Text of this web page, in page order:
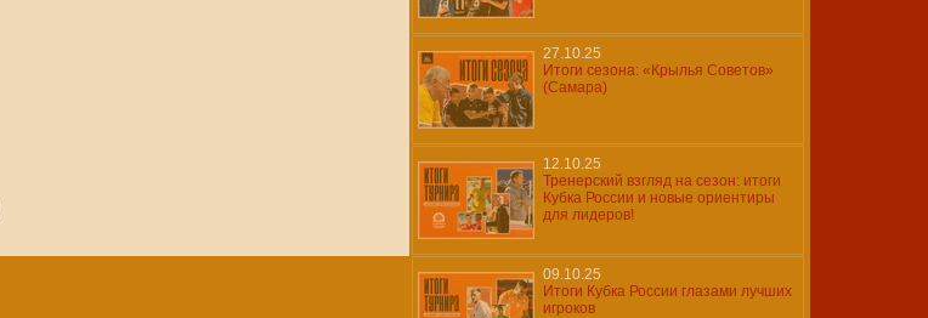
27.10.25
Итоги сезона: «Крылья Советов»
(Самара)
12.10.25
Тренерский взгляд на сезон: итоги
Кубка России и новые ориентиры
для лидеров!
09.10.25
Итоги Кубка России глазами лучших
игроков